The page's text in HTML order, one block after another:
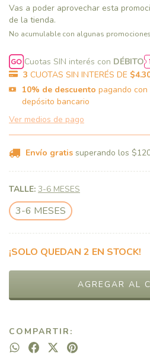
Vas a poder aprovechar esta
de la tienda.
No acumulable con algunas promociones
Cuotas SIN interés con DÉBITO
3 CUOTAS SIN INTERÉS DE
10% de descuento pagando
depósito bancario
Ver medios de pago
Envío gratis superando los
TALLE: 3-6 MESES
3-6 MESES
¡SOLO QUEDAN 2 EN STOCK!
COMPARTIR: